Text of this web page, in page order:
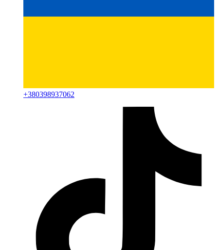
+380398937062